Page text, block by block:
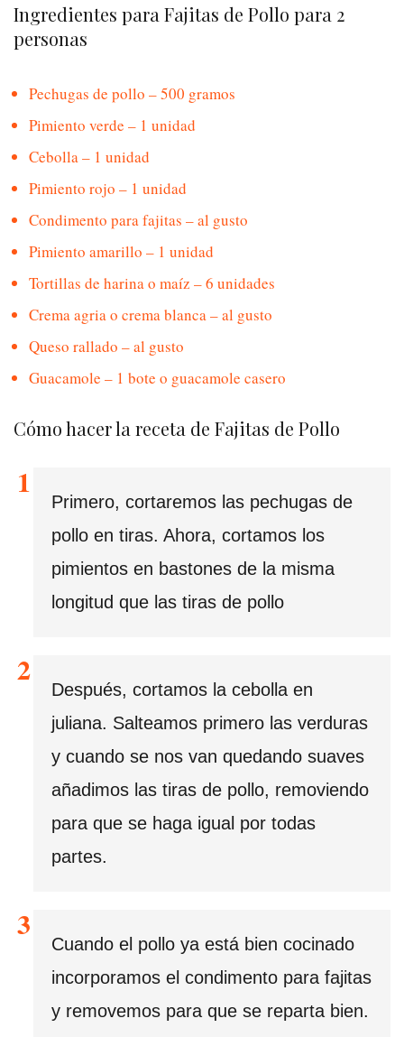
Ingredientes para Fajitas de Pollo para 2
personas
Pechugas de pollo – 500 gramos
Pimiento verde – 1 unidad
Cebolla – 1 unidad
Pimiento rojo – 1 unidad
Condimento para fajitas – al gusto
Pimiento amarillo – 1 unidad
Tortillas de harina o maíz – 6 unidades
Crema agria o crema blanca – al gusto
Queso rallado – al gusto
Guacamole – 1 bote o guacamole casero
Cómo hacer la receta de Fajitas de Pollo
Primero, cortaremos las pechugas de
pollo en tiras. Ahora, cortamos los
pimientos en bastones de la misma
longitud que las tiras de pollo
Después, cortamos la cebolla en
juliana. Salteamos primero las verduras
y cuando se nos van quedando suaves
añadimos las tiras de pollo, removiendo
para que se haga igual por todas
partes.
Cuando el pollo ya está bien cocinado
incorporamos el condimento para fajitas
y removemos para que se reparta bien.